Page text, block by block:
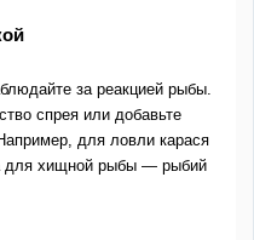
за реакцией рыбы.
спрея или добавьте
для ловли карася
для хищной рыбы — рыбий